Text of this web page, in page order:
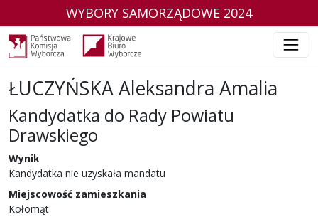
WYBORY SAMORZĄDOWE 2024
ŁUCZYŃSKA Aleksandra Amalia
Kandydatka do Rady Powiatu
Drawskiego
w wyborach samorządowych w 2024 r.
Wynik
Kandydatka nie uzyskała mandatu
Miejscowość zamieszkania
Kołomąt